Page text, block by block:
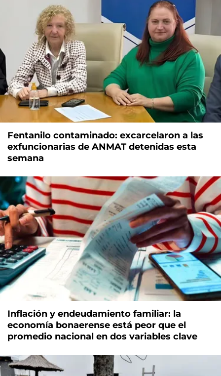
Fentanilo contaminado: excarcelaron a las
exfuncionarias de ANMAT detenidas esta
semana
Inflación y endeudamiento familiar: la
economía bonaerense está peor que el
promedio nacional en dos variables clave